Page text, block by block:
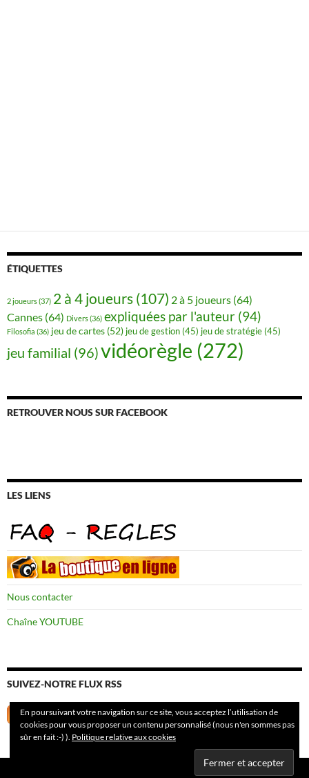
ÉTIQUETTES
2 joueurs(37) 2 à 4 joueurs (107) 2 à 5 joueurs (64)
Cannes (64) Divers(36) expliquées par l'auteur (94)
Filosofia (36) jeu de cartes (52) jeu de gestion (45) jeu de stratégie (45)
jeu familial (96)vidéorègle (272)
RETROUVER NOUS SUR FACEBOOK
LES LIENS
Nous contacter
Chaîne YOUTUBE
SUIVEZ-NOTRE FLUX RSS
En poursuivant votre navigation sur ce site, vous acceptez l’utilisation de
cookies pour vous proposer un contenu personnalisé (nous n'en sommes pas
sûr en fait :-) ). Politique relative aux cookies